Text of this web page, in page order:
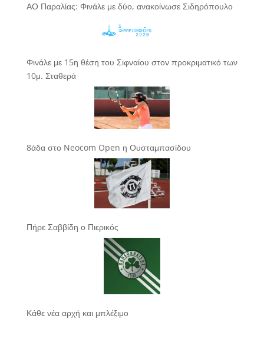
ΑΟ Παραλίας: Φινάλε με δύο, ανακοίνωσε Σιδηρόπουλο
Φινάλε με 15η θέση του Σιφναίου στον προκριματικό των
10μ. Σταθερά
8άδα στο Neocom Open η Ουσταμπασίδου
Πήρε Σαββίδη ο Πιερικός
Κάθε νέα αρχή και μπλέξιμο